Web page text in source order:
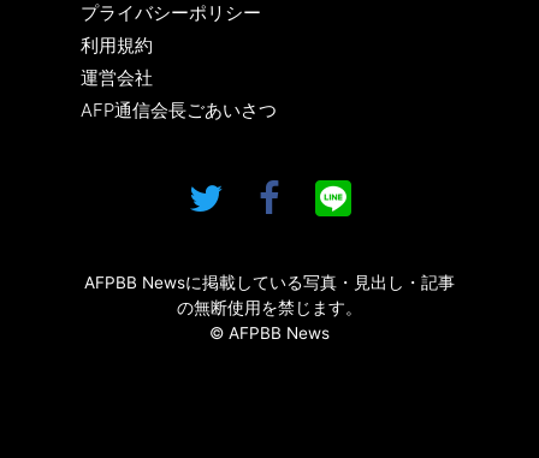
プライバシーポリシー
利用規約
運営会社
AFP通信会長ごあいさつ
AFPBB Newsに掲載している写真・見出し・記事
の無断使用を禁じます。
© AFPBB News